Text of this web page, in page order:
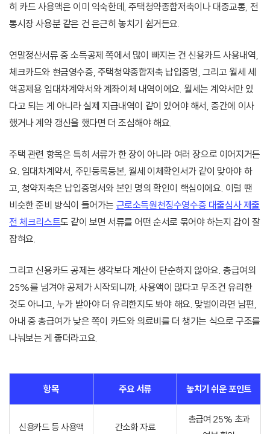
히 카드 사용액은 이미 익숙한데, 주택청약종합저축이나 대중교통, 전
통시장 사용분 같은 건 은근히 놓치기 쉽거든요.
연말정산서류 중 소득공제 쪽에서 많이 빠지는 건 신용카드 사용내역,
체크카드와 현금영수증, 주택청약종합저축 납입증명, 그리고 월세 세
액공제용 임대차계약서와 계좌이체 내역이에요. 월세는 계약서만 있
다고 되는 게 아니라 실제 지급내역이 같이 있어야 해서, 중간에 이사
했거나 계약 갱신을 했다면 더 조심해야 해요.
주택 관련 항목은 특히 서류가 한 장이 아니라 여러 장으로 이어지거든
요. 임대차계약서, 주민등록등본, 월세 이체확인서가 같이 맞아야 하
고, 청약저축은 납입증명서와 본인 명의 확인이 핵심이에요. 이럴 땐
비슷한 준비 방식이 들어가는 근로소득원천징수영수증 대출심사 제출
전 체크리스트도 같이 보면 서류를 어떤 순서로 묶어야 하는지 감이 잘
잡혀요.
그리고 신용카드 공제는 생각보다 계산이 단순하지 않아요. 총급여의
25%를 넘겨야 공제가 시작되니까, 사용액이 많다고 무조건 유리한
것도 아니고, 누가 받아야 더 유리한지도 봐야 해요. 맞벌이라면 남편,
아내 중 총급여가 낮은 쪽이 카드와 의료비를 더 챙기는 식으로 구조를
나눠보는 게 좋더라고요.
항목 주요 서류 놓치기 쉬운 포인트
신용카드 등 사용액 간소화 자료
총급여 25% 초과